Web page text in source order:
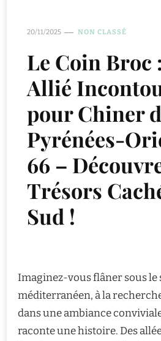
20/11/2025 NON CLASSÉ
Le Coin Broc
Allié
pour Chiner
Pyrénées-
66 –
Trésors
Sud !
Imaginez-vous flâner sous le
méditerranéen, à la
dans une ambiance
raconte une histoire. Des